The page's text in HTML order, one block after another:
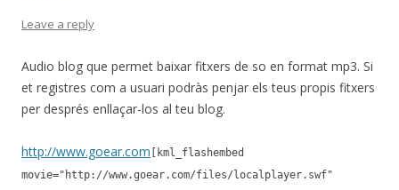
Leave a reply
Audio blog que permet baixar fitxers de so en format mp3. Si
et registres com a usuari podràs penjar els teus propis fitxers
per després enllaçar-los al teu blog.
http://www.goear.com [kml_flashembed
movie="http://www.goear.com/files/localplayer.swf"